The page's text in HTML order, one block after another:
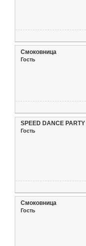
Смоковница
Гость
SPEED DANCE PARTY
Гость
Смоковница
Гость